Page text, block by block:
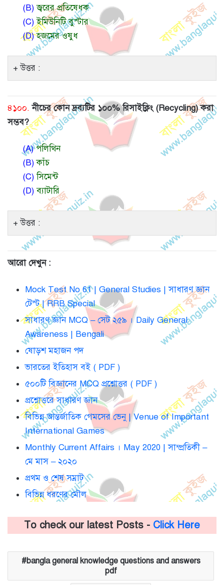
(B)জ্বরের প্রতিষেধক
(C)ইমিউনিটি বুস্টার
(D)হজমের ওষুধ
উত্তর :
৪১০০. নীচের কোন দ্রব্যটির ১০০% রিসাইক্লিং (Recycling) করা
সম্ভব?
(A)পলিথিন
(B)কাঁচ
(C)সিমেন্ট
(D)ব্যাটারি
উত্তর :
আরো দেখুন :
Mock Test No 61 | General Studies | সাধারণ জ্ঞান
টেস্ট | RRB Special
সাধারণ জ্ঞান MCQ – সেট ২৫৯ । Daily General
Awareness | Bengali
ষোড়শ মহাজন পদ
ভারতের ইতিহাস বই ( PDF )
৫০০টি বিজ্ঞানের MCQ প্রশ্নোত্তর ( PDF )
প্রশ্নোত্তরে সাধারণ জ্ঞান
বিভিন্ন আন্তর্জাতিক গেমসের ভেনু | Venue of Important
International Games
Monthly Current Affairs । May 2020 | সাম্প্রতিকী –
মে মাস – ২০২০
প্রথম ও শেষ সম্রাট
বিভিন্ন ধরণের মৌল
To check our latest Posts - Click Here
bangla general knowledge questions and answers
pdf